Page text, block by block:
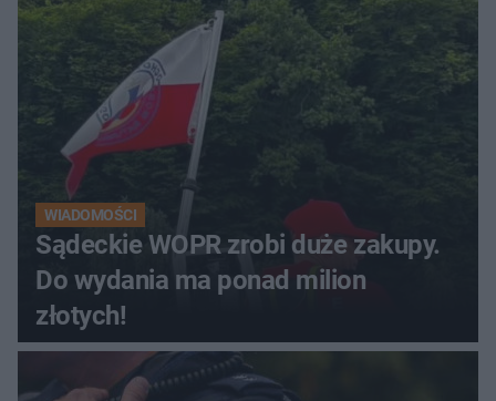
WIADOMOŚCI
Sądeckie WOPR zrobi duże zakupy.
Do wydania ma ponad milion
złotych!